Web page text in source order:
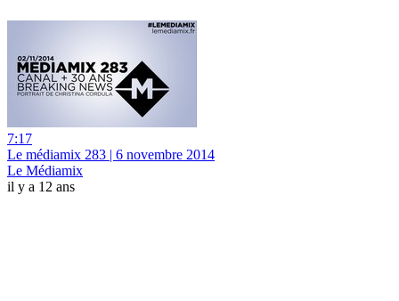
7:17
Le médiamix 283 | 6 novembre 2014
Le Médiamix
il y a 12 ans